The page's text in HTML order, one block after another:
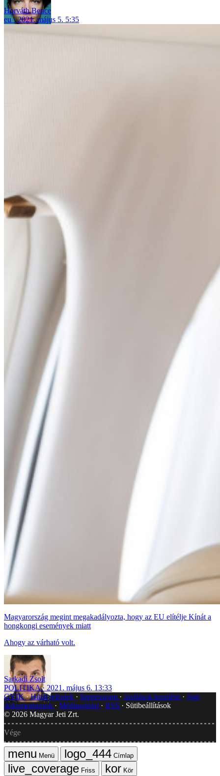
Horváth Bence
eu
2021. május 5. 5:35
Magyarország megint megakadályozta, hogy az EU elítélje Kínát a
hongkongi események miatt
Ahogy az várható volt.
Sarkadi Zsolt
POLITIKA
2021. május 6. 13:33
GYIK Hibát jelentek Impresszum Javítások kezelése
Jogi
dokumentumok
Médiaajánlat RSS
Sütibeállítások
© 2026 Magyar Jeti Zrt.
Vége
Menü
Címlap
Friss
Kör